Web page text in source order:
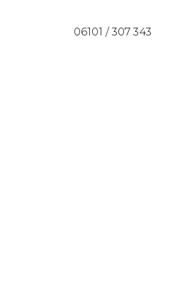
06101 / 307 343